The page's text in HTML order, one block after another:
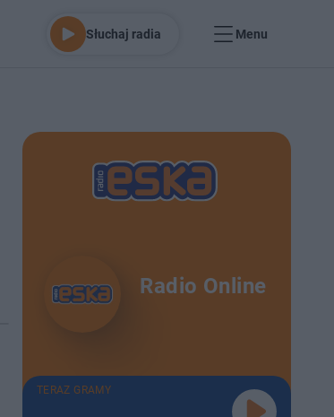
Słuchaj radia Menu
Radio Online
TERAZ GRAMY